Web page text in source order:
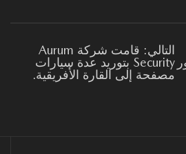
التالي: قامت شركة Aurum
Security بتوريد عدة سيارات
مصفحة إلى القارة الأفريقية.